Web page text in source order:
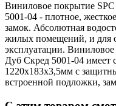
Виниловое покрытие
5001-04 - плотное,
замок. Абсолютная
жилых помещений, и для
эксплуатации.
Дуб Скред 5001-04 имеет
1220х183х3,5мм с
встроенной подложки,